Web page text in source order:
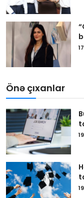
Önə çıxanlar